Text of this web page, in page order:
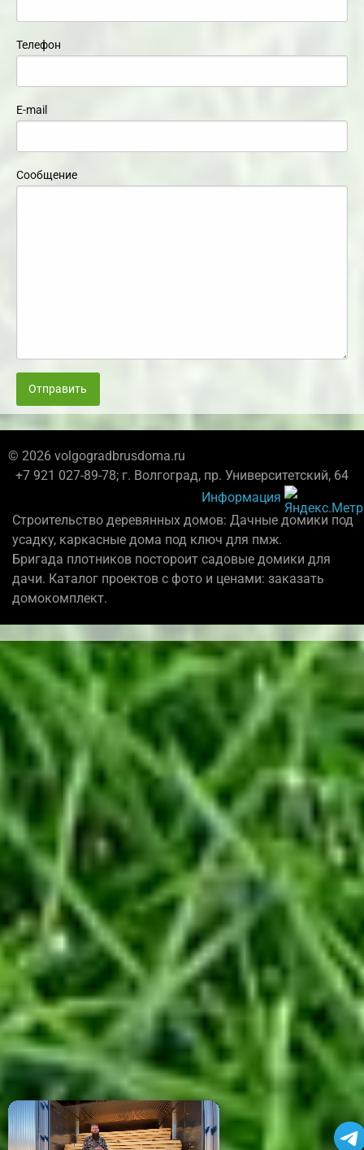
Телефон
E-mail
Сообщение
Отправить
© 2026 volgogradbrusdoma.ru
+7 921 027-89-78; г. Волгоград, пр. Университетский, 64
Информация
Строительство деревянных домов: Дачные домики под
усадку, каркасные дома под ключ для пмж.
Бригада плотников постороит садовые домики для
дачи. Каталог проектов с фото и ценами: заказать
домокомплект.